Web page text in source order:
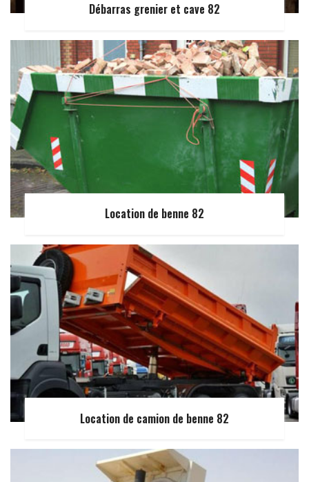
Débarras grenier et cave 82
Location de benne 82
Location de camion de benne 82